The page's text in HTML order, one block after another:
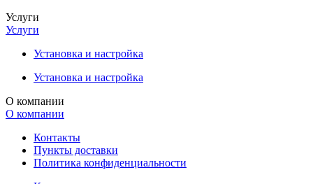
Услуги
Услуги
Установка и настройка
Установка и настройка
О компании
О компании
Контакты
Пункты доставки
Политика конфиденциальности